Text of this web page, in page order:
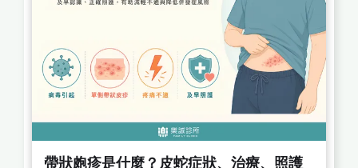
帶狀皰疹是什麼？皮蛇症狀、治療、照護